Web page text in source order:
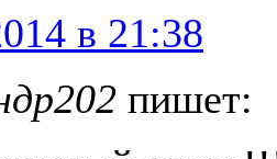
в 21:38
пишет: